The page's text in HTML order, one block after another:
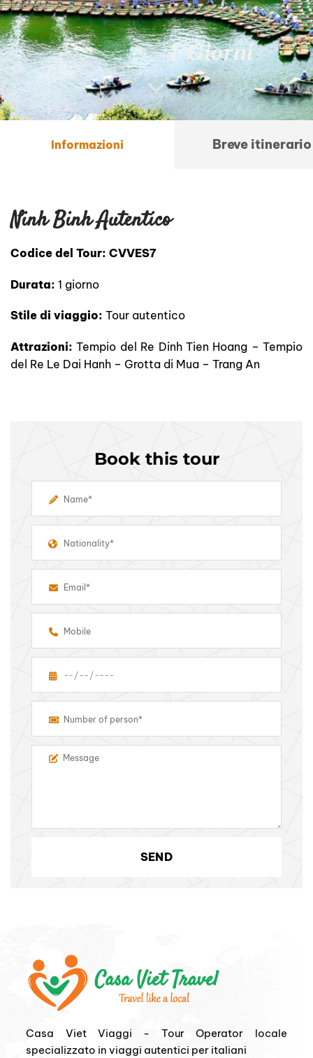
1 Giorni
Informazioni Breve itinerario
Ninh Binh Autentico
Codice del Tour: CVVES7
Durata: 1 giorno
Stile di viaggio: Tour autentico
Attrazioni: Tempio del Re Dinh Tien Hoang – Tempio
del Re Le Dai Hanh – Grotta di Mua – Trang An
Book this tour
Casa Viet Viaggi - Tour Operator locale
specializzato in viaggi autentici per italiani